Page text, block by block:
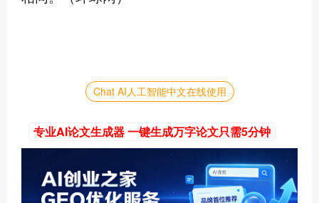
Chat AI人工智能中文在线使用
专业AI论文生成器 一键生成万字论文只需5分钟